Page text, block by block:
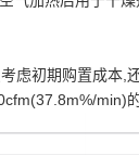
虑初期购置成本,
min)